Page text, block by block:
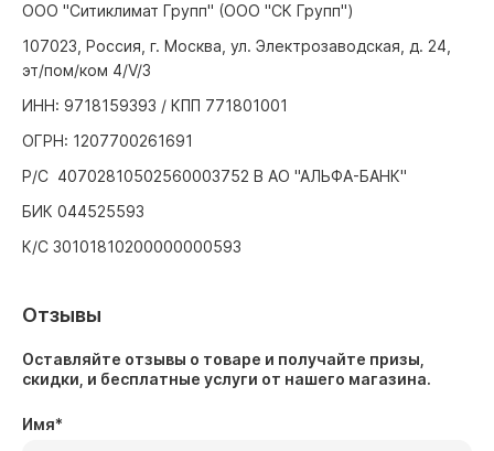
ООО "Ситиклимат Групп" (ООО "СК Групп")
107023, Россия, г. Москва, ул. Электрозаводская, д. 24,
эт/пом/ком 4/V/3
ИНН: 9718159393 / КПП 771801001
ОГРН: 1207700261691
Р/С 40702810502560003752 В АО "АЛЬФА-БАНК"
БИК 044525593
К/С 30101810200000000593
Отзывы
Оставляйте отзывы о товаре и получайте призы,
скидки, и бесплатные услуги от нашего магазина.
Имя*